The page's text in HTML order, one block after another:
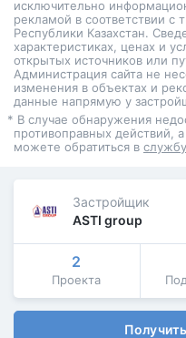
исключительно
рекламой в соответствии с
Республики Казахстан.
характеристиках, ценах и
открытых источников или
Администрация сайта не
изменения в объектах и
данные напрямую у
* В случае обнаружения
противоправных действий,
можете обратиться в
Застройщик
ASTI group
2
Проекта